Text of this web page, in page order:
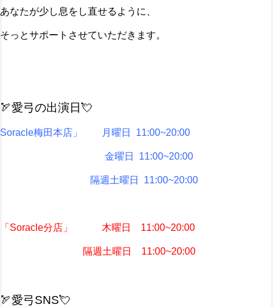
あなたが少し息をし直せるように、
そっとサポートさせていただきます。
🏹愛弓の出演日💘
Soracle梅田本店」 月曜日 11:00~20:00
金曜日 11:00~20:00
隔週土曜日 11:00~20:00
「Soracle分店」 木曜日 11:00~20:00
隔週土曜日 11:00~20:00
🏹愛弓SNS💘